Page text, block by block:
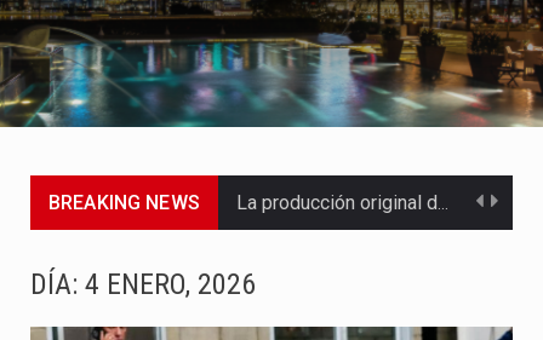
BREAKING NEWS La producción original de TAVA tendrá funciones los días 6,…
DÍA: 4 ENERO, 2026